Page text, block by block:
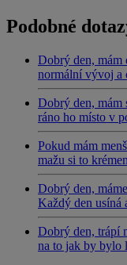
Podobné
Dobrý den, mám
normální vývoj a
Dobrý den, mám
ráno ho místo v
Pokud mám
mažu si to
Dobrý den,
Každý den usíná
Dobrý den, trápí
na to jak by bylo